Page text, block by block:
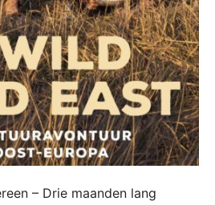
– Drie maanden lang